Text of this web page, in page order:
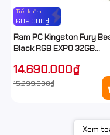
Tiết kiệm
609.000₫
Ram PC Kingston Fury
Black RGB EXPO 32GB
14.690.000₫
15.299.000₫
Xem